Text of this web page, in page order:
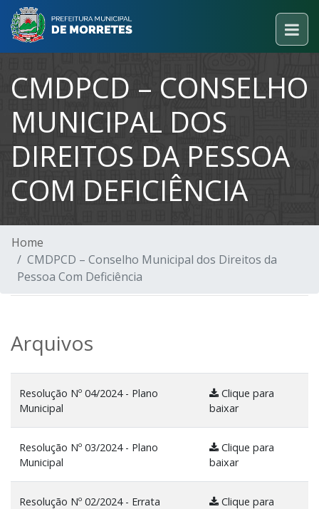
CMDPCD – CONSELHO
MUNICIPAL DOS
DIREITOS DA PESSOA
COM DEFICIÊNCIA
Home
CMDPCD – Conselho Municipal dos Direitos da
Pessoa Com Deficiência
Arquivos
Resolução Nº 04/2024 - Plano
Municipal
Clique para
baixar
Resolução Nº 03/2024 - Plano
Municipal
Clique para
baixar
Resolução Nº 02/2024 - Errata
Clique para